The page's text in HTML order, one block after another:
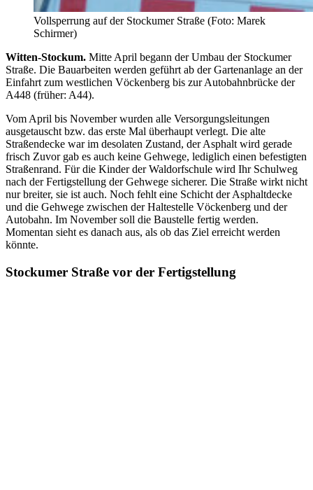
Vollsperrung auf der Stockumer Straße (Foto: Marek
Schirmer)
Witten-Stockum. Mitte April begann der Umbau der Stockumer
Straße. Die Bauarbeiten werden geführt ab der Gartenanlage an der
Einfahrt zum westlichen Vöckenberg bis zur Autobahnbrücke der
A448 (früher: A44).
Vom April bis November wurden alle Versorgungsleitungen
ausgetauscht bzw. das erste Mal überhaupt verlegt. Die alte
Straßendecke war im desolaten Zustand, der Asphalt wird gerade
frisch Zuvor gab es auch keine Gehwege, lediglich einen befestigten
Straßenrand. Für die Kinder der Waldorfschule wird Ihr Schulweg
nach der Fertigstellung der Gehwege sicherer. Die Straße wirkt nicht
nur breiter, sie ist auch. Noch fehlt eine Schicht der Asphaltdecke
und die Gehwege zwischen der Haltestelle Vöckenberg und der
Autobahn. Im November soll die Baustelle fertig werden.
Momentan sieht es danach aus, als ob das Ziel erreicht werden
könnte.
Stockumer Straße vor der Fertigstellung